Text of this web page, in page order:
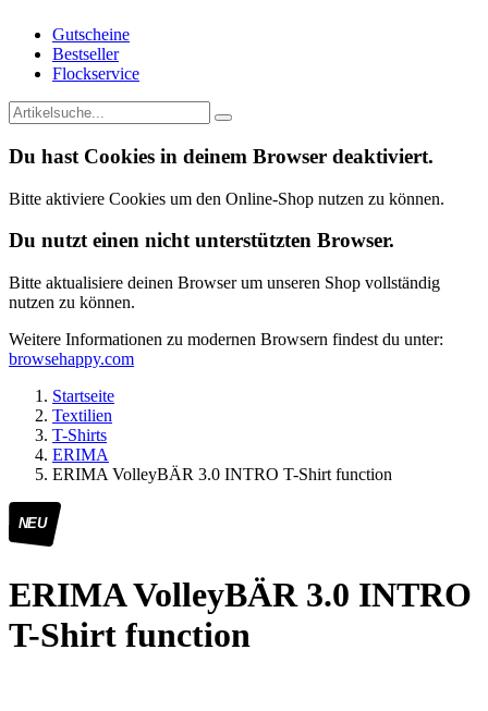
Gutscheine
Bestseller
Flockservice
Du hast Cookies in deinem Browser deaktiviert.
Bitte aktiviere Cookies um den Online-Shop nutzen zu können.
Du nutzt einen nicht unterstützten Browser.
Bitte aktualisiere deinen Browser um unseren Shop vollständig
nutzen zu können.
Weitere Informationen zu modernen Browsern findest du unter:
browsehappy.com
Startseite
Textilien
T-Shirts
ERIMA
ERIMA VolleyBÄR 3.0 INTRO T-Shirt function
NEU
ERIMA VolleyBÄR 3.0 INTRO
T-Shirt function